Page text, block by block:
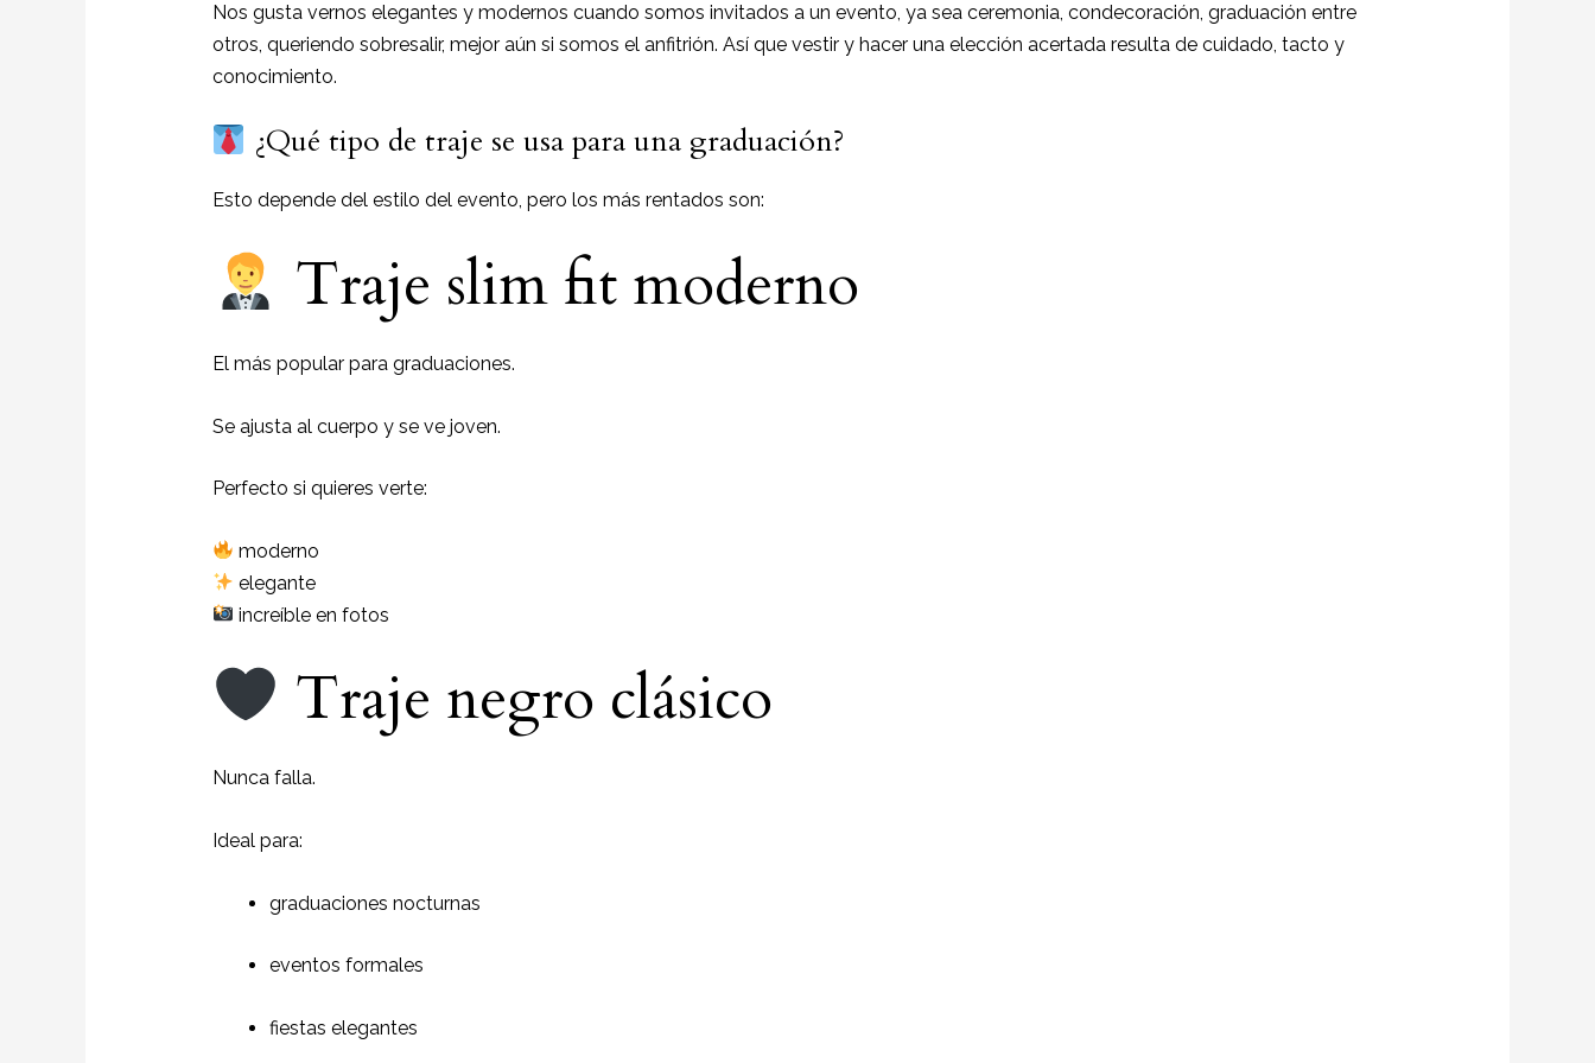
Nos gusta vernos elegantes y modernos cuando somos invitados a un evento, ya sea ceremonia, condecoración, graduación entre
otros, queriendo sobresalir, mejor aún si somos el anfitrión. Así que vestir y hacer una elección acertada resulta de cuidado, tacto y
conocimiento.
¿Qué tipo de traje se usa para una graduación?
Esto depende del estilo del evento, pero los más rentados son:
Traje slim fit moderno
El más popular para graduaciones.
Se ajusta al cuerpo y se ve joven.
Perfecto si quieres verte:
moderno
elegante
increíble en fotos
Traje negro clásico
Nunca falla.
Ideal para:
graduaciones nocturnas
eventos formales
fiestas elegantes